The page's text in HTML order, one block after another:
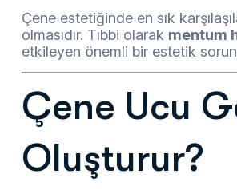
Çene estetiğinde en sık
olmasıdır. Tıbbi olarak mentum
etkileyen önemli bir estetik
Çene Ucu
Oluşturur?